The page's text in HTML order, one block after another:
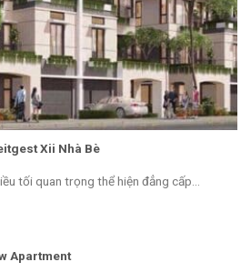
Xii Nhà Bè
tối quan trọng thể hiện đẳng cấp...
Apartment